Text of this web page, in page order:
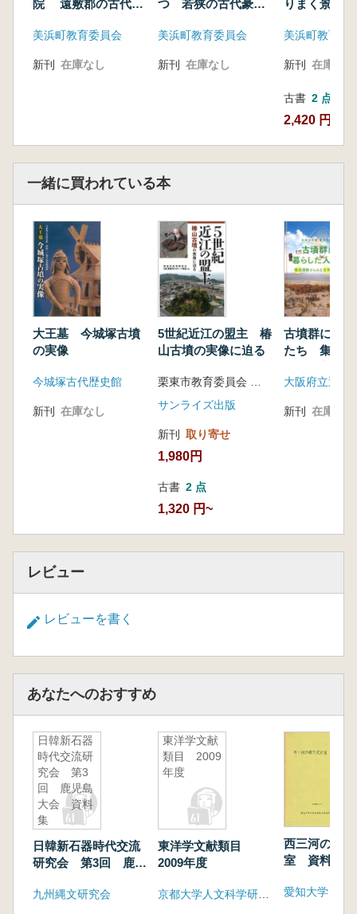
院 遠敷郡の古代寺
寺
美浜町教育委員会
新刊 在庫なし
つ 若狭の古代豪
美浜町教育委員会
新刊 在庫なし
りまく景色
美浜町教育委
新刊 在庫なし
古書 2 点
2,420 円~
一緒に買われている本
大王墓 今城塚古墳
の実像
今城塚古代歴史館
新刊 在庫なし
5世紀近江の盟主 椿
山古墳の実像に迫る
サンライズ出版
新刊 取り寄せ
1,980円
古書 2 点
1,320 円~
古墳群に暮
たち 集落遺
新刊 在庫なし
レビュー
レビューを書く
あなたへのおすすめ
日韓新石器
時代交流研
究会 第3
回 鹿児島
大会 資料
集
日韓新石器時代交流
研究会 第3回 鹿児
九州縄文研究会
東洋学文献
類目 2009
年度
東洋学文献類目
2009年度
西三河の横
室 資料編